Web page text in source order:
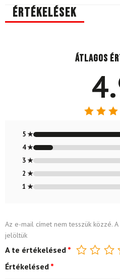
Értékelések
Átlagos
4.88/
5 ★
4 ★
3 ★
2 ★
1 ★
Az e-mail címet nem tesszük közzé.
jelöltük
A te értékelésed *
Értékelésed *